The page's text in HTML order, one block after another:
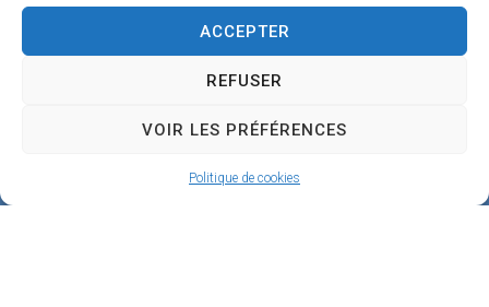
ACCEPTER
REFUSER
VOIR LES PRÉFÉRENCES
Politique de cookies
0